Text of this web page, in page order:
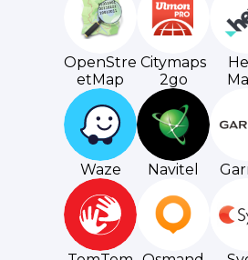
OpenStre
etMap
Citymaps
2go
Waze Navitel